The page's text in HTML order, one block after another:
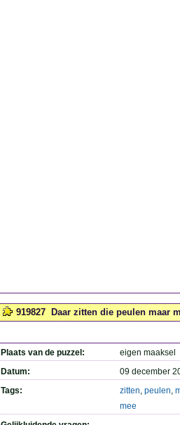
919827 Daar zitten die peulen maar
Plaats van de puzzel:
eigen maaksel
Datum:
09 december
Tags:
zitten, peulen,
mee